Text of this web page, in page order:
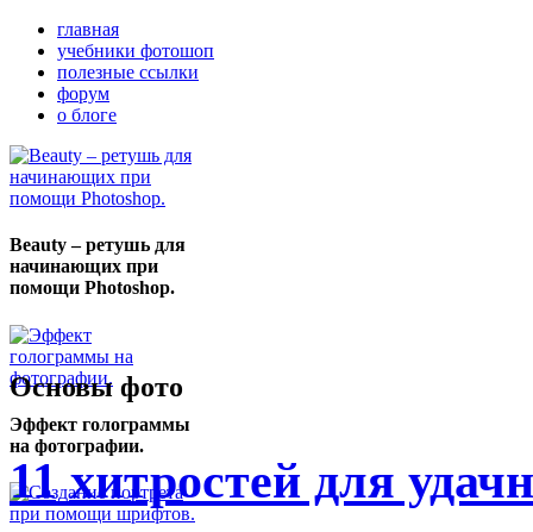
главная
учебники фотошоп
полезные ссылки
форум
о блоге
Beauty – ретушь для
начинающих при
помощи Photoshop.
Эффект голограммы
на фотографии.
Основы фото
11 хитростей для